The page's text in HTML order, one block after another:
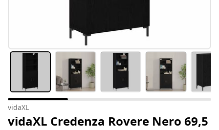
vidaXL
vidaXL Credenza Rovere Nero 69,5